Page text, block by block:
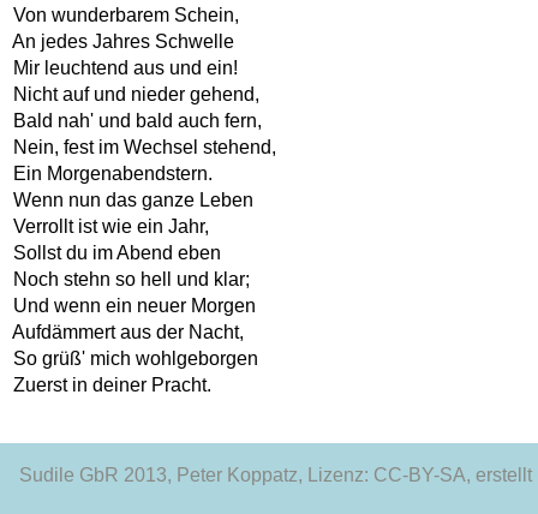
  Von wunderbarem Schein,
  An jedes Jahres Schwelle
  Mir leuchtend aus und ein!
  Nicht auf und nieder gehend,
  Bald nah' und bald auch fern,
  Nein, fest im Wechsel stehend,
  Ein Morgenabendstern.
  Wenn nun das ganze Leben
  Verrollt ist wie ein Jahr,
  Sollst du im Abend eben
  Noch stehn so hell und klar;
  Und wenn ein neuer Morgen
  Aufdämmert aus der Nacht,
  So grüß' mich wohlgeborgen
Sudile GbR 2013, Peter Koppatz, Lizenz: CC-BY-SA,